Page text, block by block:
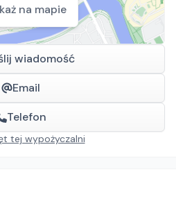
na mapie
wiadomość
Email
Telefon
tej wypożyczalni